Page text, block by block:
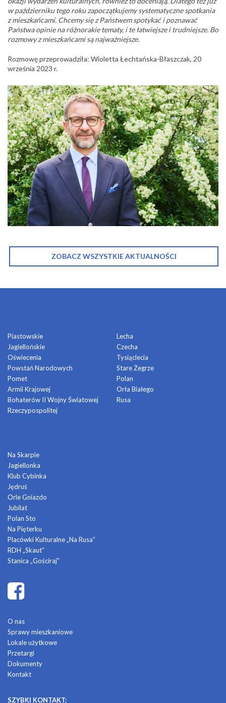
w październiku tego roku zapoczątkujemy systematyczne spotkania
z mieszkańcami. Chcemy się z Państwem spotykać i poznawać
Państwa opinie na różnorakie tematy, i te łatwiejsze i trudniejsze. Bo
rozmowy z mieszkańcami są najważniejsze.
Rozmowę przeprowadziła: Wioletta Łechtańska-Błaszczak, 20
września 2023 r.
ZOBACZ WSZYSTKIE AKTUALNOŚCI
Piastowskie
Jagiellońskie
Oświecenia
Powstań Narodowych
Pomet
Armii Krajowej
Bohaterów II Wojny Światowej
Rzeczypospolitej
Lecha
Czecha
Tysiąclecia
Stare Żegrze
Polan
Orła Białego
Rusa
Na Skarpie
Jagiellonka
Klub Cybinka
Jędruś
Orle Gniazdo
Jubilat
Polan Sto
Na Pięterku
Placówki Kulturalne „Na Rusa”
RDH „Skaut”
Stanica „Gościraj”
O nas
Sprawy mieszkaniowe
Lokale użytkowe
Przetargi
Dokumenty
Kontakt
SZYBKI KONTAKT: